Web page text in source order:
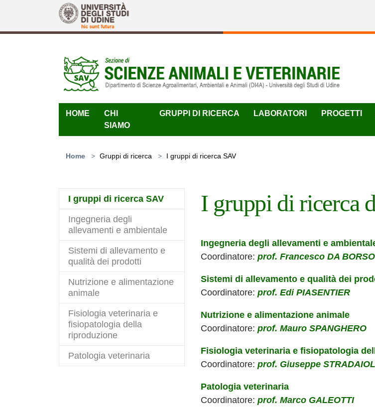
Skip to main content
HOME
CHI
SIAMO
GRUPPI DI RICERCA LABORATORI PROGETTI
Home Gruppi di ricerca I gruppi di ricerca SAV
I gruppi di ricerca SAV(current)
Ingegneria degli
allevamenti e ambientale
Sistemi di allevamento e
qualità dei prodotti
Nutrizione e alimentazione
animale
Fisiologia veterinaria e
fisiopatologia della
riproduzione
Patologia veterinaria
I gruppi di ricerca
Ingegneria degli allevamenti e
Coordinatore: prof. Francesco DA BORSO
Sistemi di allevamento e qualità dei
Coordinatore: prof. Edi PIASENTIER
Nutrizione e alimentazione animale
Coordinatore: prof. Mauro SPANGHERO
Fisiologia veterinaria e fisiopatologia
Coordinatore: prof. Giuseppe
Patologia veterinaria
Coordinatore: prof. Marco GALEOTTI